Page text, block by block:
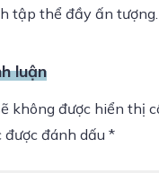
tập thể đầy ấn tượng.
luận
không được hiển thị
được đánh dấu*